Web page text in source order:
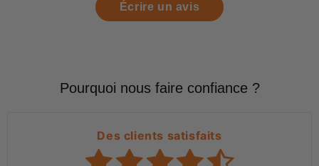
Écrire un avis
Pourquoi nous faire confiance ?
Des clients satisfaits